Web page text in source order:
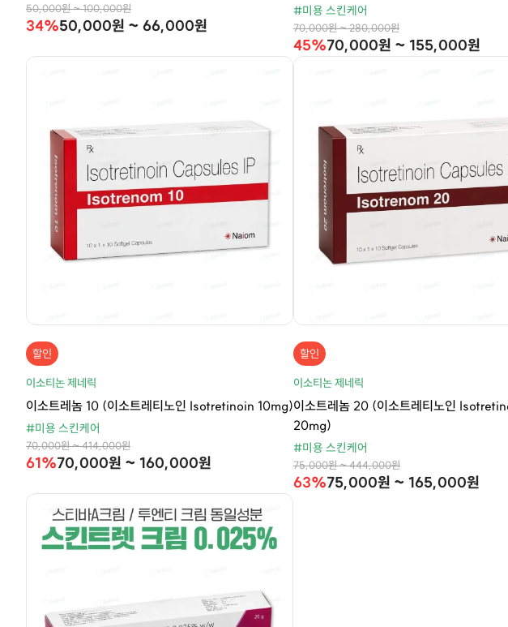
50,000원 ~ 100,000원
34%50,000원 ~ 66,000원
#미용 스킨케어
70,000원 ~ 280,000원
45%70,000원 ~ 155,000원
할인
이소티논 제네릭
이소트레놈 10 (이소트레티노인 Isotretinoin 10mg)
#미용 스킨케어
70,000원 ~ 414,000원
61%70,000원 ~ 160,000원
할인
이소티논 제네릭
이소트레놈 20 (이소트레티노인
20mg)
#미용 스킨케어
75,000원 ~ 444,000원
63%75,000원 ~ 165,000원